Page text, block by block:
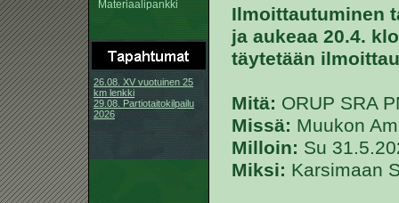
Materiaalipankki
26.08. XV vuotuinen 25
km lenkki
29.08. Partiotaitokilpailu
2026
Ilmoittautuminen
ja aukeaa 20.4.
täytetään
Mitä: ORUP SRA
Missä: Muukon
Milloin: Su
Miksi: Karsimaan